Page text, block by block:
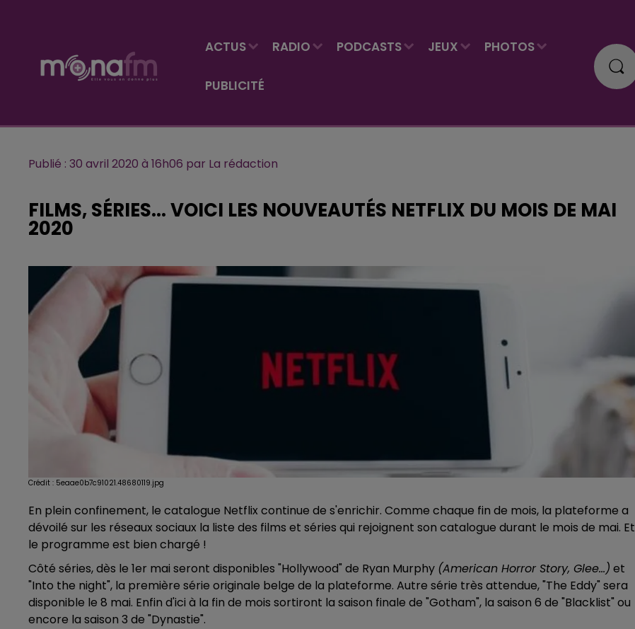
ACTUS RADIO PODCASTS JEUX PHOTOS
PUBLICITÉ
Publié : 30 avril 2020 à 16h06 par La rédaction
FILMS, SÉRIES... VOICI LES NOUVEAUTÉS NETFLIX DU MOIS DE MAI
2020
Crédit : 5eaae0b7c91021.48680119.jpg
En plein confinement, le catalogue Netflix continue de s'enrichir. Comme chaque fin de mois, la plateforme a
dévoilé sur les réseaux sociaux la liste des films et séries qui rejoignent son catalogue durant le mois de mai. Et
le programme est bien chargé !
Côté séries, dès le 1er mai seront disponibles "Hollywood" de Ryan Murphy (American Horror Story, Glee...) et
"Into the night", la première série originale belge de la plateforme. Autre série très attendue, "The Eddy" sera
disponible le 8 mai. Enfin d'ici à la fin de mois sortiront la saison finale de "Gotham", la saison 6 de "Blacklist" ou
encore la saison 3 de "Dynastie".